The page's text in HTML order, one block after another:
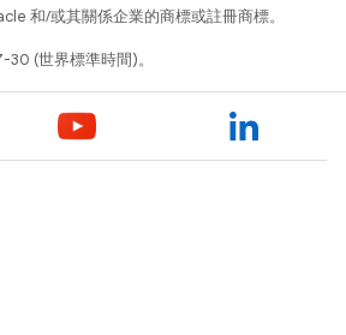
和/或其關係企業的商標或註冊商標。
(世界標準時間)。